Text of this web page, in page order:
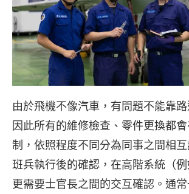
由於飛機不像汽車，有問題不能靠路
因此所有的維修檢查、零件更換都
制，依照程度不同分為同事之間相
班兵執行後的確認，在高階系統（例
更需要士官長之間的交互確認。通